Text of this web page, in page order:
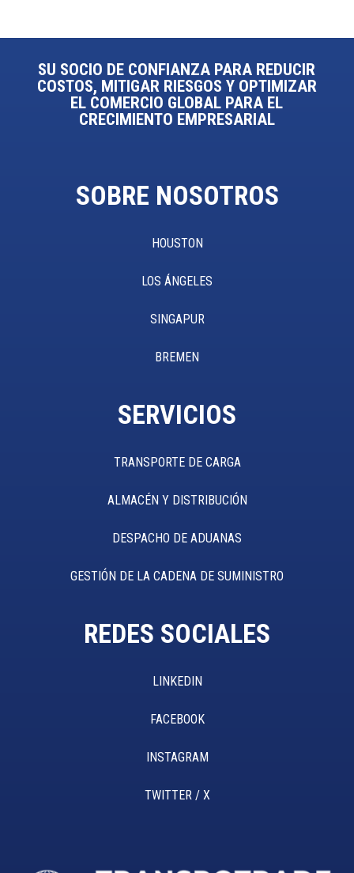
SU SOCIO DE CONFIANZA PARA REDUCIR
COSTOS, MITIGAR RIESGOS Y OPTIMIZAR
EL COMERCIO GLOBAL PARA EL
CRECIMIENTO EMPRESARIAL
SOBRE NOSOTROS
HOUSTON
LOS ÁNGELES
SINGAPUR
BREMEN
SERVICIOS
TRANSPORTE DE CARGA
ALMACÉN Y DISTRIBUCIÓN
DESPACHO DE ADUANAS
GESTIÓN DE LA CADENA DE SUMINISTRO
REDES SOCIALES
LINKEDIN
FACEBOOK
INSTAGRAM
TWITTER / X